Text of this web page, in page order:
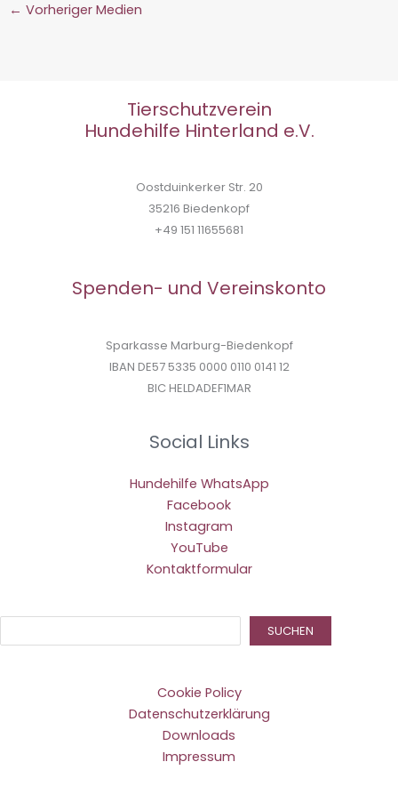
← Vorheriger Medien
Tierschutzverein
Hundehilfe Hinterland e.V.
Oostduinkerker Str. 20
35216 Biedenkopf
+49 151 11655681
Spenden- und Vereinskonto
Sparkasse Marburg-Biedenkopf
IBAN DE57 5335 0000 0110 0141 12
BIC HELDADEF1MAR
Social Links
Hundehilfe WhatsApp
Facebook
Instagram
YouTube
Kontaktformular
SUCHEN
Cookie Policy
Datenschutzerklärung
Downloads
Impressum